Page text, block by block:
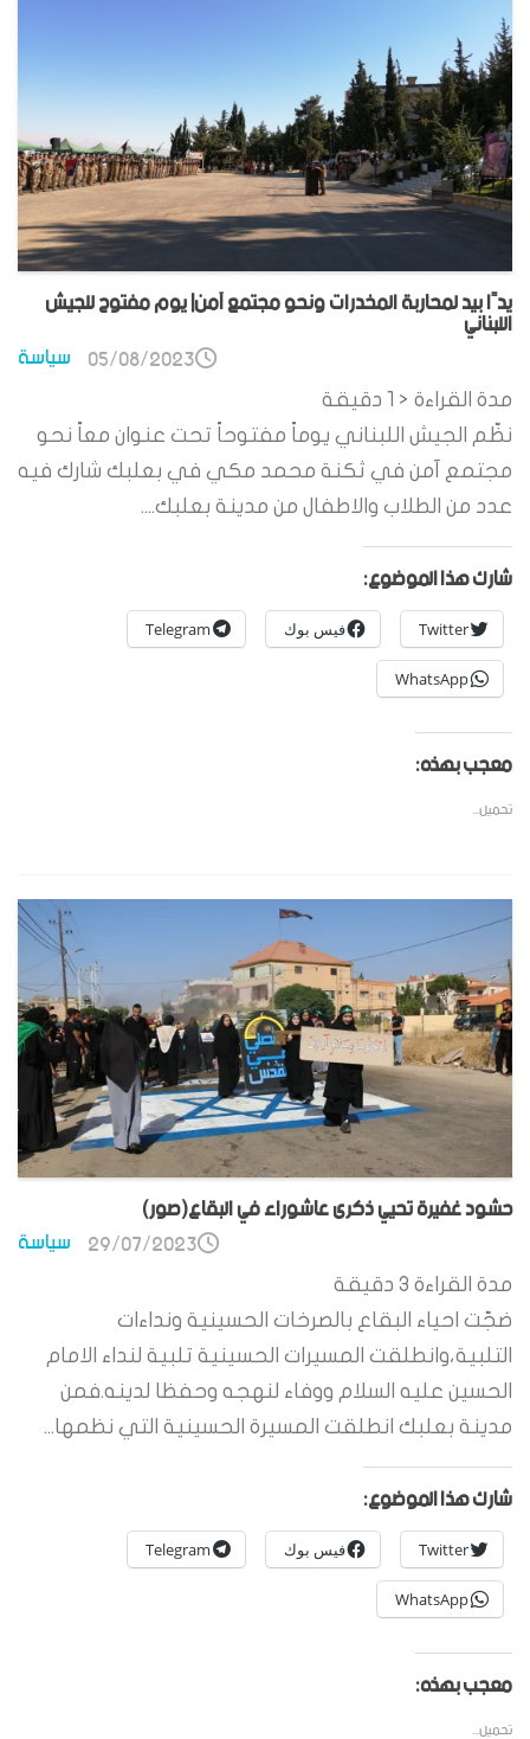
يدًا بيد لمحاربة المخدرات ونحو مجتمع آمن| يوم مفتوح للجيش
اللبناني
سياسة 05/08/2023
مدة القراءة < 1
دقيقة
نظّم الجيش اللبناني يوماً مفتوحاً تحت عنوان معاً نحو
مجتمع آمن في ثكنة محمد مكي في بعلبك شارك فيه
عدد من الطلاب والاطفال من مدينة بعلبك....
شارك هذا الموضوع:
Twitter فيس بوك Telegram
WhatsApp
معجب بهذه:
تحميل...
حشود غفيرة تحيي ذكرى عاشوراء في البقاع(صور)
سياسة 29/07/2023
مدة القراءة 3 دقيقة
ضجّت احياء البقاع بالصرخات الحسينية ونداءات
التلبية،وانطلقت المسيرات الحسينية تلبية لنداء الامام
الحسين عليه السلام ووفاء لنهجه وحفظا لدينه.فمن
مدينة بعلبك انطلقت المسيرة الحسينية التي نظمها...
شارك هذا الموضوع:
Twitter فيس بوك Telegram
WhatsApp
معجب بهذه:
تحميل...